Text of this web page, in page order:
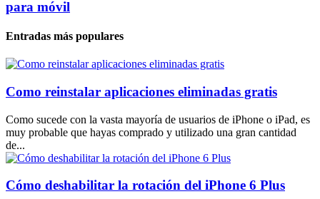
para móvil
Entradas más populares
Como reinstalar aplicaciones eliminadas gratis
Como sucede con la vasta mayoría de usuarios de iPhone o iPad, es
muy probable que hayas comprado y utilizado una gran cantidad
de...
Cómo deshabilitar la rotación del iPhone 6 Plus